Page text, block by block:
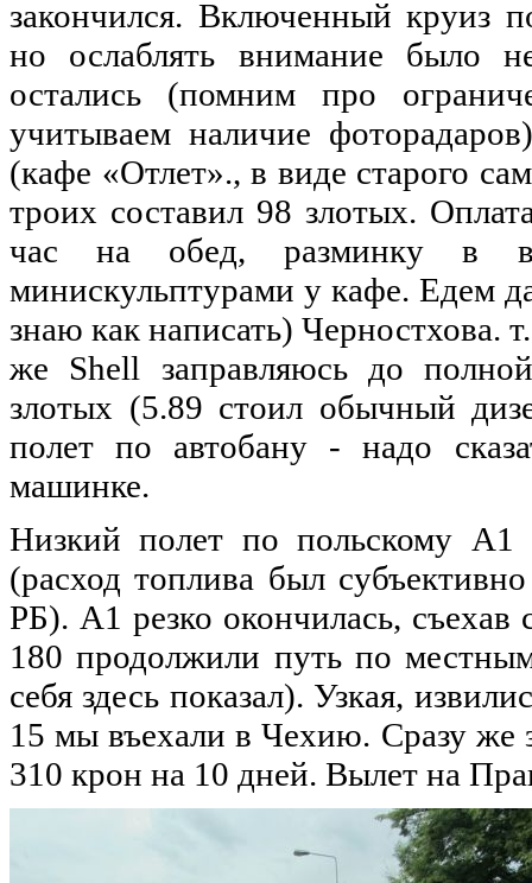
закончился. Включенный круиз
но ослаблять внимание было
остались (помним про
учитываем наличие
(кафе «Отлет»., в виде старого
троих составил 98 злотых.
часна обед, разминку в
минискульптурами у кафе. Едем
знаю как написать) Черностхова.
же Shell заправляюсь до
злотых (5.89 стоил обычный
полетпо автобану - надо
машинке.
Низкий полет по польскому
(расход топлива был
РБ). А1резко окончилась,
180 продолжили путь по
себя здесь показал). Узкая,
15мы въехали в Чехию. Сразуже
310 крон на 10 дней. Вылет на